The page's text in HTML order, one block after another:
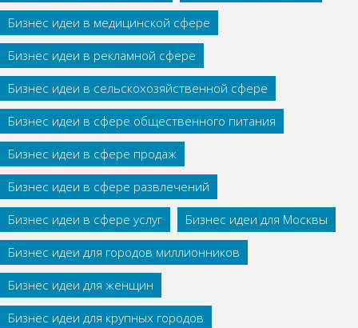
Бизнес идеи в медицинской сфере
Бизнес идеи в рекламной сфере
Бизнес идеи в сельскохозяйственной сфере
Бизнес идеи в сфере общественного питания
Бизнес идеи в сфере продаж
Бизнес идеи в сфере развлечений
Бизнес идеи в сфере услуг
Бизнес идеи для Москвы
Бизнес идеи для городов миллионников
Бизнес идеи для женщин
Бизнес идеи для крупных городов